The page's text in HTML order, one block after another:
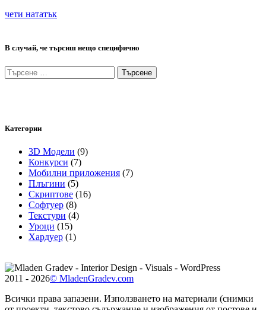
чети нататък
В случай, че търсиш нещо специфично
Търсене
за:
Категории
3D Модели (9)
Конкурси (7)
Мобилни приложения (7)
Плъгини (5)
Скриптове (16)
Софтуер (8)
Текстури (4)
Уроци (15)
Хардуер (1)
2011 - 2026© MladenGradev.com
Всички права запазени. Използването на материали (снимки